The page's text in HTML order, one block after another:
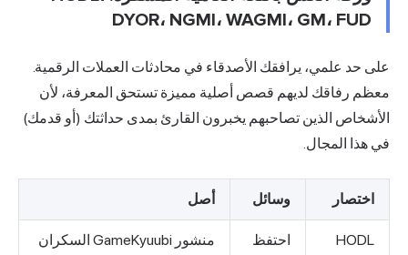
DYOR، NGMI، WAGMI، GM، FUD
على حد علمي، يرافقك الأصدقاء في محادثات العملات الرقمية.
معظم رفاقك لديهم قصص أصلية مميزة تستحق المعرفة، لأن
الأشخاص الذين تصاحبهم يخبرون القارئ بمدى حداثتك (أو قدمك)
في هذا المجال.
اختصار وسائل أصل
HODL
احتفظ
منشور GameKyuubi السكران